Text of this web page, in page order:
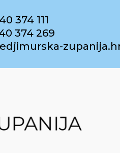
374 111
374 269